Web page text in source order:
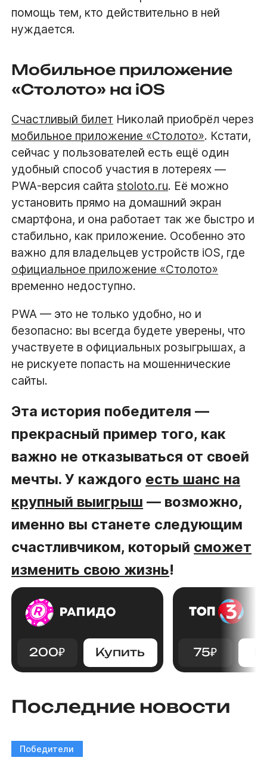
помощь тем, кто действительно в ней
нуждается.
Мобильное приложение
«Столото» на iOS
Счастливый билет Николай приобрёл через
мобильное приложение «Столото». Кстати,
сейчас у пользователей есть ещё один
удобный способ участия в лотереях —
PWA-версия сайтаstoloto.ru. Её можно
установить прямо на домашний экран
смартфона, и она работает так же быстро и
стабильно, как приложение. Особенно это
важно для владельцев устройств iOS, где
официальное приложение «Столото»
временно недоступно.
PWA — это не только удобно, но и
безопасно: вы всегда будете уверены, что
участвуете в официальных розыгрышах, а
не рискуете попасть на мошеннические
сайты.
Эта история победителя —
прекрасный пример того, как
важно не отказываться от своей
мечты. У каждого есть шанс на
крупный выигрыш — возможно,
именно вы станете следующим
счастливчиком, который сможет
изменить свою жизнь!
200₽ Купить 75₽
Последние новости
Победители